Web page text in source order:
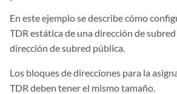
En este ejemplo se describe cómo
TDR estática de una dirección de
dirección de subred pública.
Los bloques de direcciones para la
TDR deben tener el mismo tamaño.